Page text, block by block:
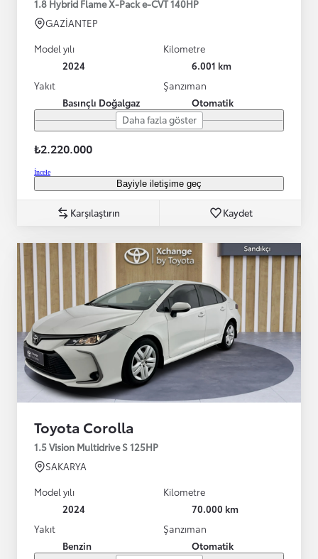
1.8 Hybrid Flame X-Pack e-CVT 140HP
GAZİANTEP
Model yılı
2024
Kilometre
6.001 km
Yakıt
Basınçlı Doğalgaz
Şanzıman
Otomatik
Daha fazla göster
₺2.220.000
İncele
Bayiyle iletişime geç
Karşılaştırın Kaydet
Toyota Corolla
1.5 Vision Multidrive S 125HP
SAKARYA
Model yılı
2024
Kilometre
70.000 km
Yakıt
Benzin
Şanzıman
Otomatik